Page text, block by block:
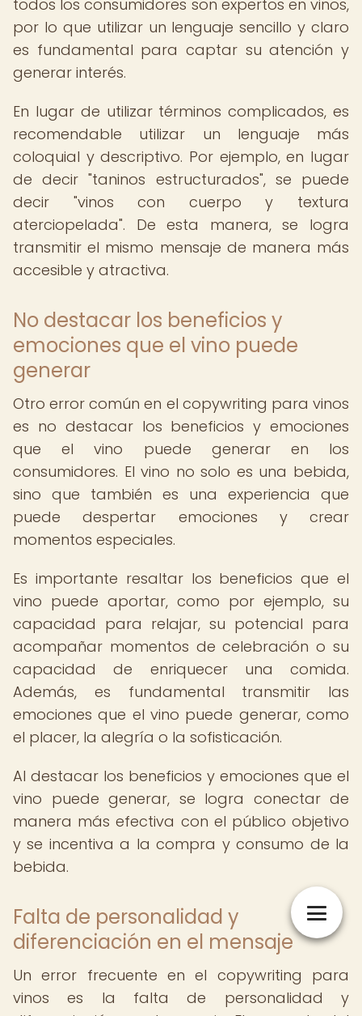
todos los consumidores son expertos en vinos,
por lo que utilizar un lenguaje sencillo y claro
es fundamental para captar su atención y
generar interés.
En lugar de utilizar términos complicados, es
recomendable utilizar un lenguaje más
coloquial y descriptivo. Por ejemplo, en lugar
de decir "taninos estructurados", se puede
decir "vinos con cuerpo y textura
aterciopelada". De esta manera, se logra
transmitir el mismo mensaje de manera más
accesible y atractiva.
No destacar los beneficios y
emociones que el vino puede
generar
Otro error común en el copywriting para vinos
es no destacar los beneficios y emociones
que el vino puede generar en los
consumidores. El vino no solo es una bebida,
sino que también es una experiencia que
puede despertar emociones y crear
momentos especiales.
Es importante resaltar los beneficios que el
vino puede aportar, como por ejemplo, su
capacidad para relajar, su potencial para
acompañar momentos de celebración o su
capacidad de enriquecer una comida.
Además, es fundamental transmitir las
emociones que el vino puede generar, como
el placer, la alegría o la sofisticación.
Al destacar los beneficios y emociones que el
vino puede generar, se logra conectar de
manera más efectiva con el público objetivo
y se incentiva a la compra y consumo de la
bebida.
Falta de personalidad y
diferenciación en el mensaje
Un error frecuente en el copywriting para
vinos es la falta de personalidad y